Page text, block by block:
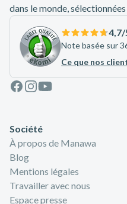
dans le monde,
4,7/
Note basée sur
Ce que nos
Facebook
Instagram
Youtube
Société
À propos de Manawa
Blog
Mentions légales
Travailler avec nous
Espace presse